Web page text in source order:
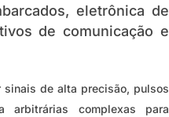
eletrônica de
de comunicação e
de alta precisão, pulsos
arbitrárias complexas para